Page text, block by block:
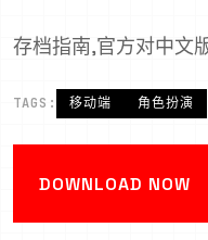
存档指南,官方对中文
TAGS: 移动端 角色扮演
DOWNLOAD NOW